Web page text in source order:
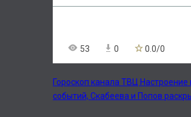
53 0 0.0/0
Гороскоп канала ТВЦ Настроение
событий, Скабеева и Попов